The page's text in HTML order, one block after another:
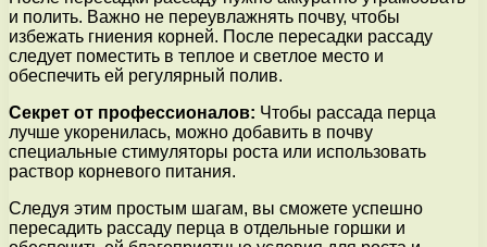
и полить. Важно не переувлажнять почву, чтобы
избежать гниения корней. После пересадки рассаду
следует поместить в теплое и светлое место и
обеспечить ей регулярный полив.
Секрет от профессионалов: Чтобы рассада перца
лучше укоренилась, можно добавить в почву
специальные стимуляторы роста или использовать
раствор корневого питания.
Следуя этим простым шагам, вы сможете успешно
пересадить рассаду перца в отдельные горшки и